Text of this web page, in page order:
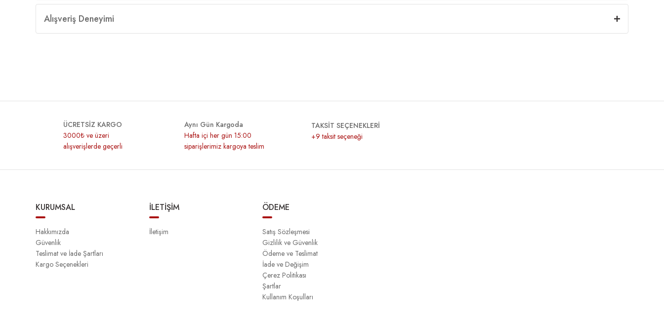
Alışveriş Deneyimi
ÜCRETSİZ KARGO
3000₺ ve üzeri
alışverişlerde geçerli
Aynı Gün Kargoda
Hafta içi her gün 15:00
siparişlerimiz kargoya teslim
TAKSİT SEÇENEKLERİ
+9 taksit seçeneği
KURUMSAL
Hakkımızda
Güvenlik
Teslimat ve İade Şartları
Kargo Seçenekleri
İLETİŞİM
İletişim
ÖDEME
Satış Sözleşmesi
Gizlilik ve Güvenlik
Ödeme ve Teslimat
İade ve Değişim
Çerez Politikası
Şartlar
Kullanım Koşulları